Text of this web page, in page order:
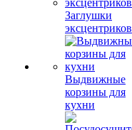
Заглушки
эксцентриков
Выдвижные
корзины для
кухни